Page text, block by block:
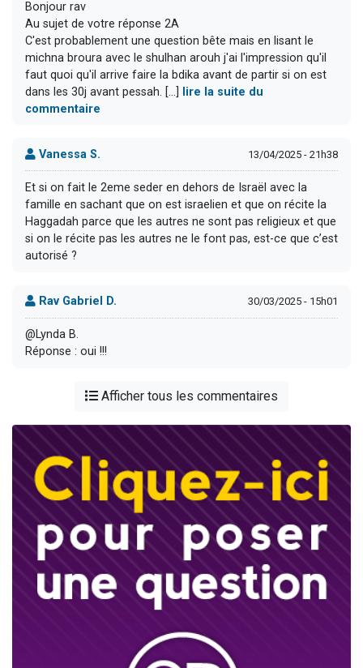
Bonjour rav
Au sujet de votre réponse 2A
C'est probablement une question bête mais en lisant le
michna broura avec le shulhan arouh j'ai l'impression qu'il
faut quoi qu'il arrive faire la bdika avant de partir si on est
dans les 30j avant pessah. [...]
lire la suite du
commentaire
Vanessa S. 13/04/2025 - 21h38
Et si on fait le 2eme seder en dehors de Israël avec la
famille en sachant que on est israelien et que on récite la
Haggadah parce que les autres ne sont pas religieux et que
si on le récite pas les autres ne le font pas, est-ce que c’est
autorisé ?
Rav Gabriel D. 30/03/2025 - 15h01
@Lynda B.
Réponse : oui !!!
Afficher tous les commentaires